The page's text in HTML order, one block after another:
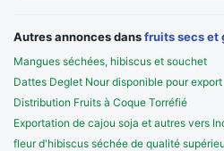
Autres annonces dansfruits secs et
Mangues séchées, hibiscus et souchet
Dattes Deglet Nour disponible pour export
Distribution Fruits à Coque Torréfié
Exportation de cajou soja et autres vers
fleur d'hibiscus séchée de qualité